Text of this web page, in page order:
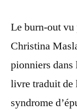
Le burn-out
Christina
pionniers dans
livre traduit de
syndrome